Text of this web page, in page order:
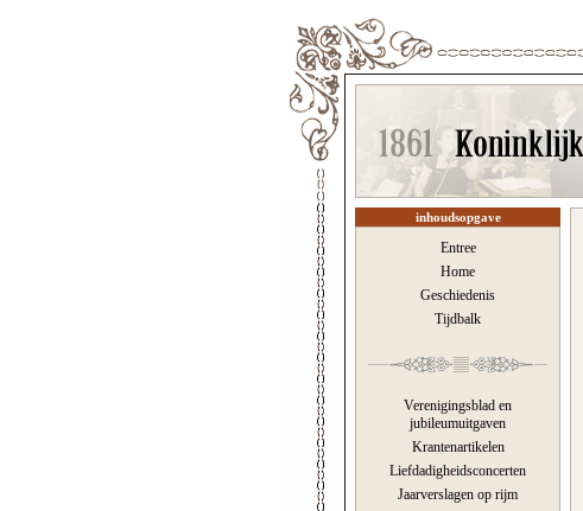
inhoudsopgave
Entree
Home
Geschiedenis
Tijdbalk
Verenigingsblad en
jubileumuitgaven
Krantenartikelen
Liefdadigheidsconcerten
Jaarverslagen op rijm